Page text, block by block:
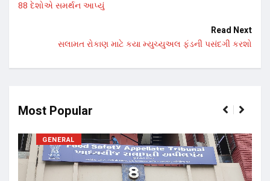
88 દેશોએ સમર્થન આપ્યું
Read Next
સલામત રોકાણ માટે કયા મ્યુચ્યુઅલ ફંડની પસંદગી કરશો
Most Popular
GENERAL